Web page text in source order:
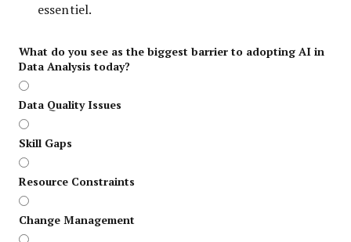
essentiel.
What do you see as the biggest barrier to adopting AI in
Data Analysis today?
Data Quality Issues
Skill Gaps
Resource Constraints
Change Management